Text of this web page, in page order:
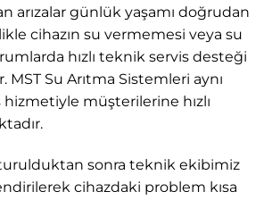
arızalar günlük yaşamı doğrudan
cihazın su vermemesi veya su
hızlı teknik servis desteği
MST Su Arıtma Sistemleri aynı
müşterilerine hızlı
sonra teknik ekibimiz
cihazdaki problem kısa